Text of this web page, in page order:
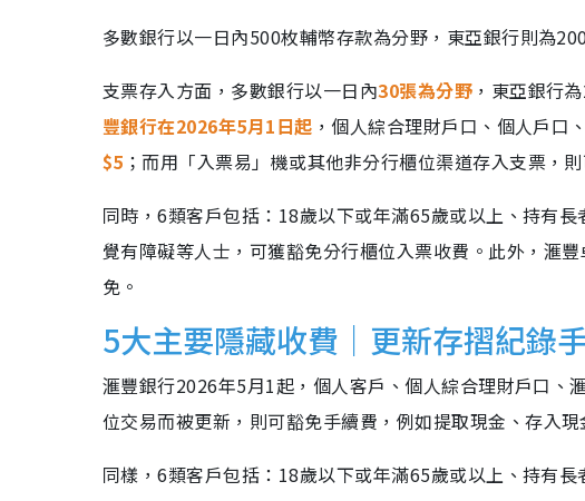
多數銀行以一日內500枚輔幣存款為分野，東亞銀行則為
支票存入方面，多數銀行以一日內30張為分野 ，東亞銀行
豐銀行在2026年5月1日起 ，個人綜合理財戶口、個人戶口
$5 ；而用「入票易」機或其他非分行櫃位渠道存入支票，
同時，6類客戶包括：18歲以下或年滿65歲或以上、持有
覺有障礙等人士，可獲豁免分行櫃位入票收費。此外，滙
免。
5大主要隱藏收費｜更新存摺紀錄
滙豐銀行2026年5月1起，個人客戶、個人綜合理財戶口、
位交易而被更新，則可豁免手續費，例如提取現金、存入現
同樣，6類客戶包括：18歲以下或年滿65歲或以上、持有